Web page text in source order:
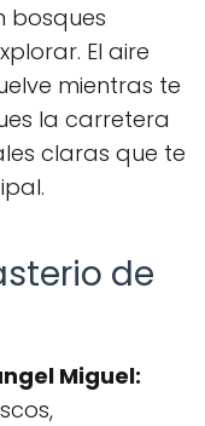
bosques
El aire
mientras te
la carretera
claras que te
de
Miguel: